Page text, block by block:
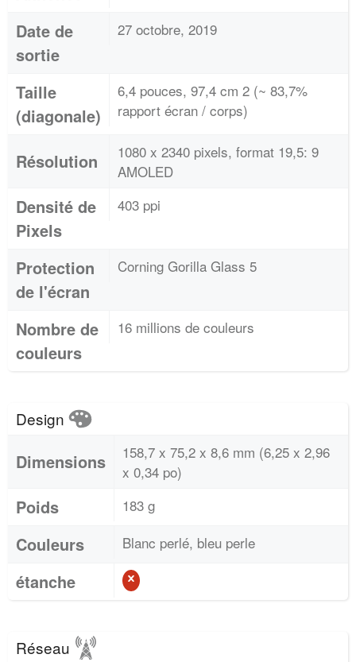
Date de
sortie
27 octobre, 2019
Taille
(diagonale)
6,4 pouces, 97,4 cm 2 (~ 83,7%
rapport écran / corps)
Résolution
1080 x 2340 pixels, format 19,5: 9
AMOLED
Densité de
Pixels
403 ppi
Protection
de l'écran
Corning Gorilla Glass 5
Nombre de
couleurs
16 millions de couleurs
Design
Dimensions
158,7 x 75,2 x 8,6 mm (6,25 x 2,96
x 0,34 po)
Poids 183 g
Couleurs Blanc perlé, bleu perle
étanche
Réseau